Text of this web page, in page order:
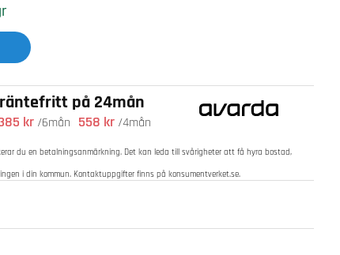
på 24mån
kr /6mån 558 kr /4mån
du en betalningsanmärkning. Det kan leda till svårigheter att få hyra bostad,
i din kommun. Kontaktuppgifter finns på konsumentverket.se.